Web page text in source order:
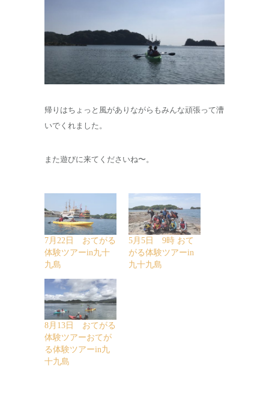
帰りはちょっと風がありながらもみんな頑張って漕
いでくれました。
また遊びに来てくださいね〜。
7月22日 おてがる
体験ツアーin九十
九島
5月5日 9時 おて
がる体験ツアーin
九十九島
8月13日 おてがる
体験ツアーおてが
る体験ツアーin九
十九島